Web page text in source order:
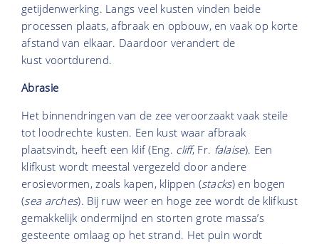
getijdenwerking. Langs veel kusten vinden beide
processen plaats, afbraak en opbouw, en vaak op korte
afstand van elkaar. Daardoor verandert de
kust voortdurend.
Abrasie
Het binnendringen van de zee veroorzaakt vaak steile
tot loodrechte kusten. Een kust waar afbraak
plaatsvindt, heeft een klif (Eng. cliff, Fr. falaise). Een
klifkust wordt meestal vergezeld door andere
erosievormen, zoals kapen, klippen (stacks) en bogen
(sea arches). Bij ruw weer en hoge zee wordt de klifkust
gemakkelijk ondermijnd en storten grote massa’s
gesteente omlaag op het strand. Het puin wordt